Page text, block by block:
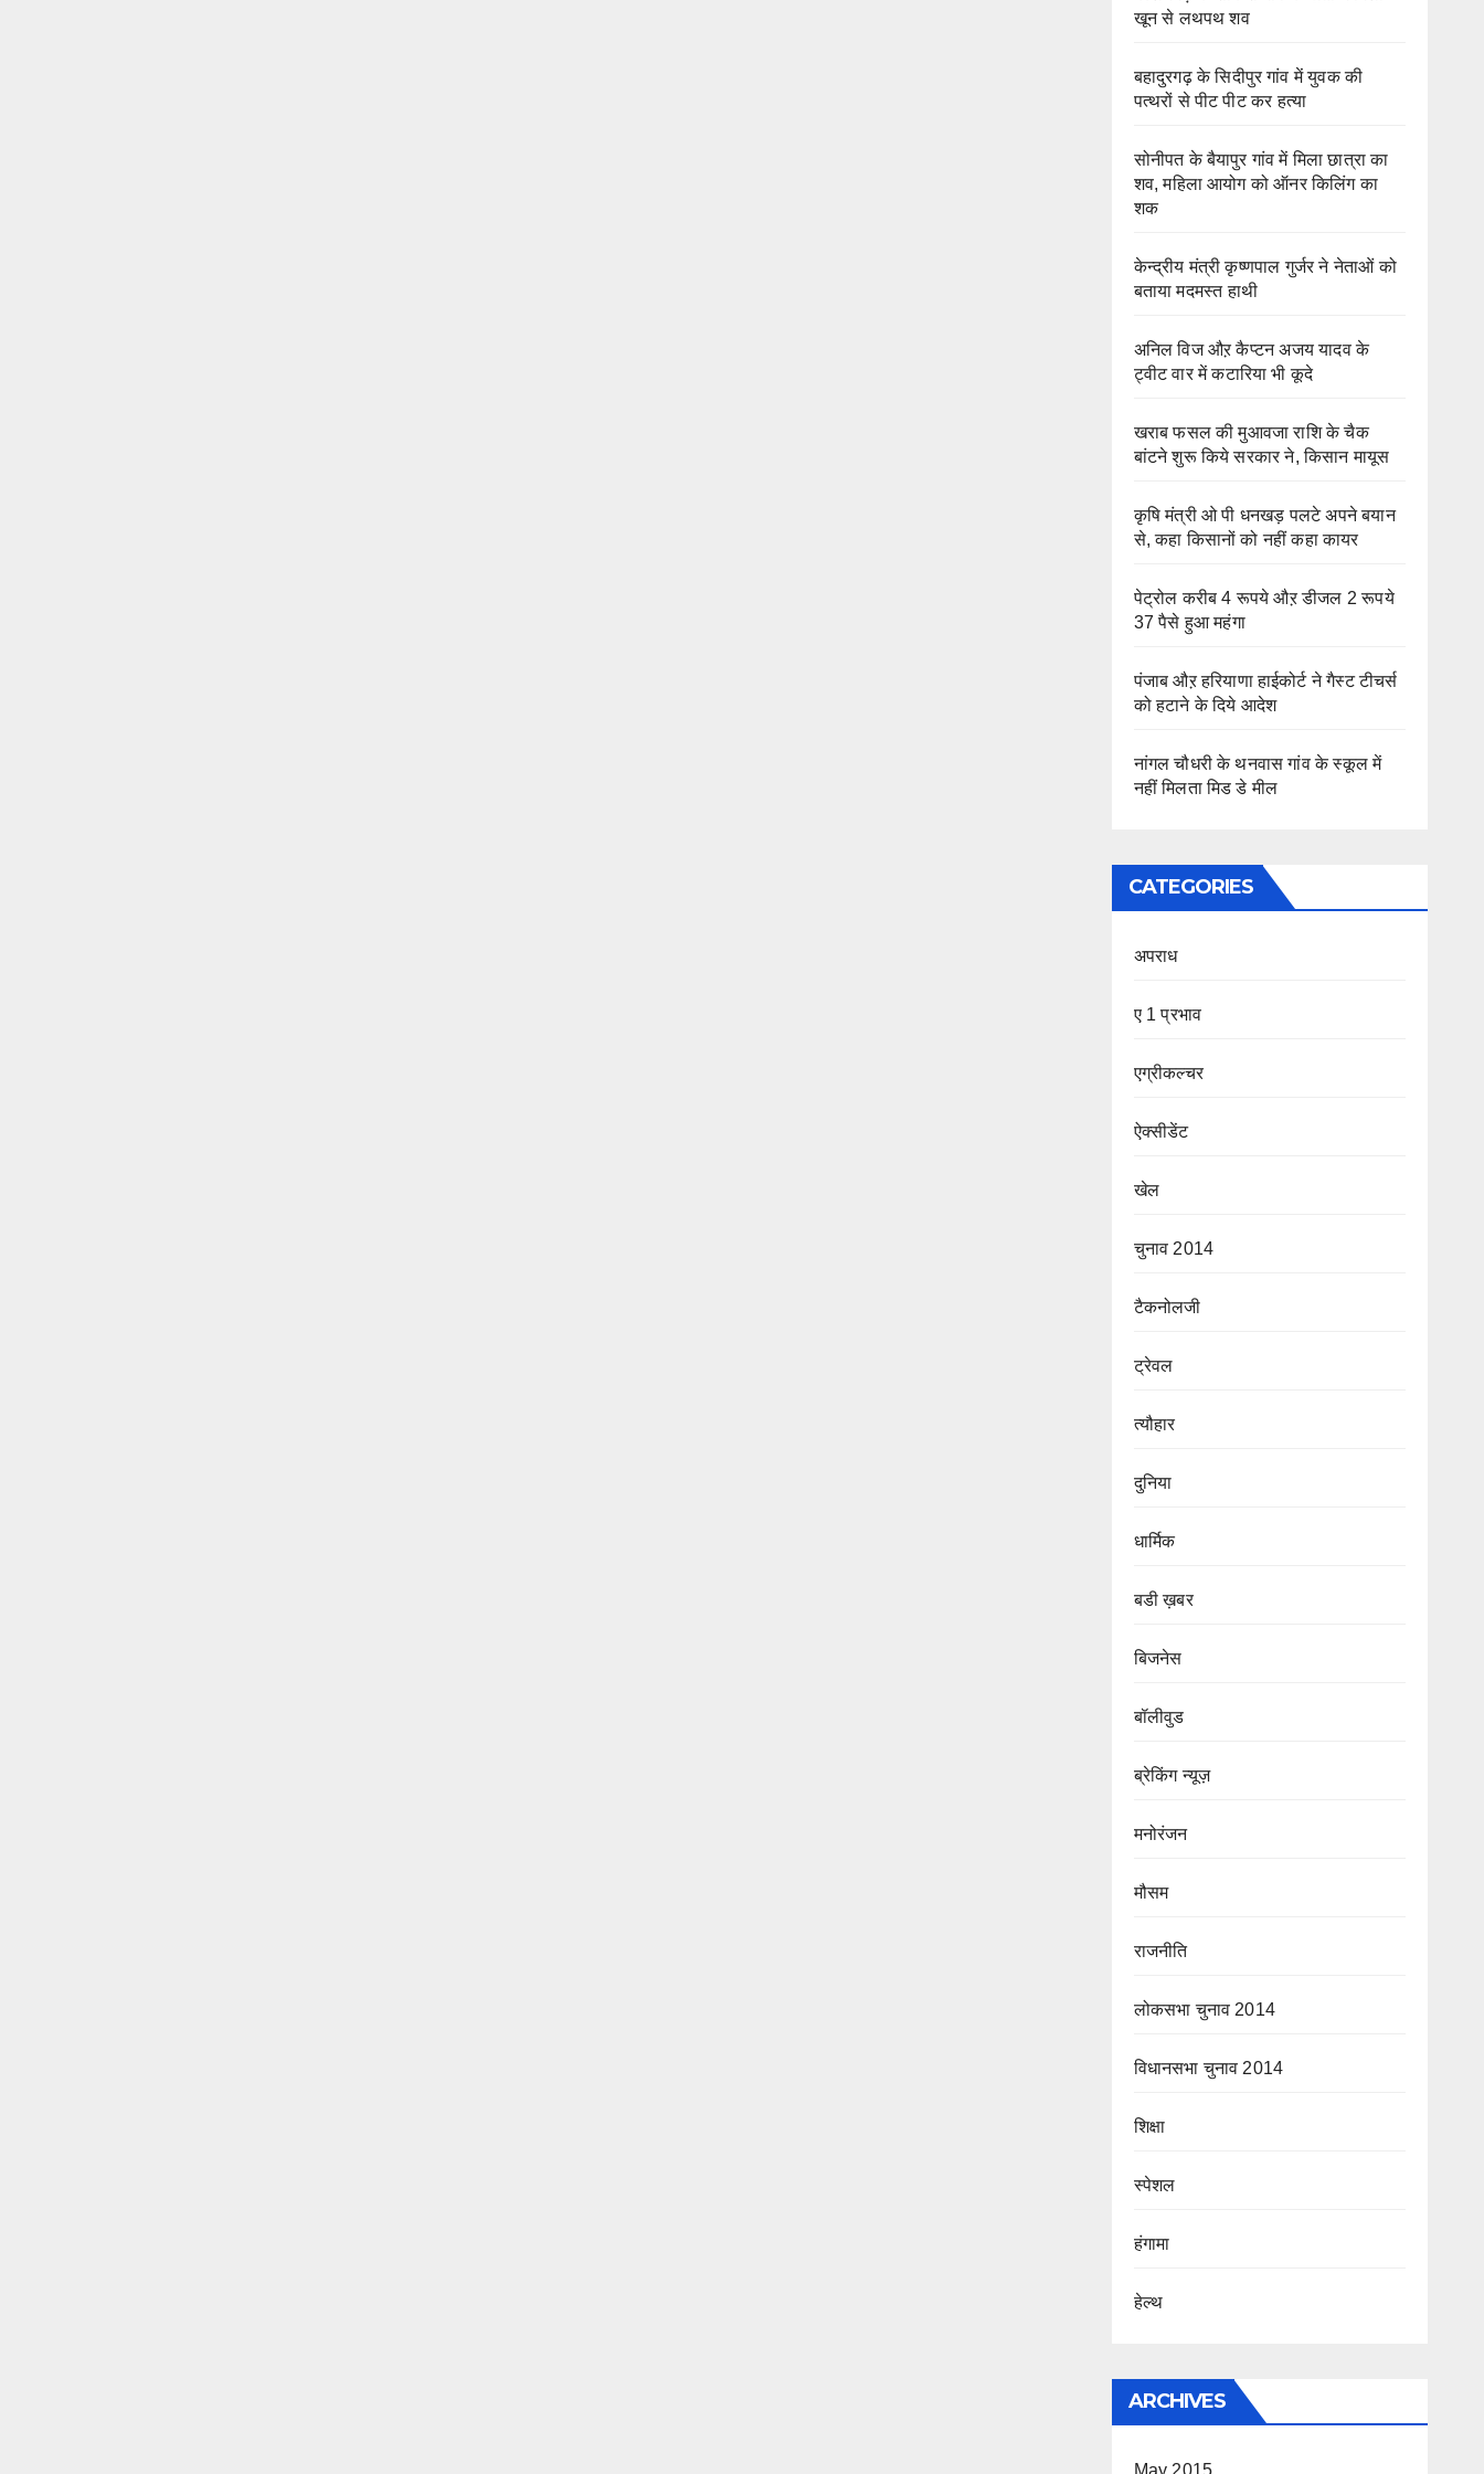
खून से लथपथ शव
बहादुरगढ़ के सिदीपुर गांव में युवक की
पत्थरों से पीट पीट कर हत्या
सोनीपत के बैयापुर गांव में मिला छात्रा का
शव, महिला आयोग को ऑनर किलिंग का
शक
केन्द्रीय मंत्री कृष्णपाल गुर्जर ने नेताओं को
बताया मदमस्त हाथी
अनिल विज औऱ कैप्टन अजय यादव के
ट्वीट वार में कटारिया भी कूदे
खराब फसल की मुआवजा राशि के चैक
बांटने शुरू किये सरकार ने, किसान मायूस
कृषि मंत्री ओ पी धनखड़ पलटे अपने बयान
से, कहा किसानों को नहीं कहा कायर
पेट्रोल करीब 4 रूपये औऱ डीजल 2 रूपये
37 पैसे हुआ महंगा
पंजाब औऱ हरियाणा हाईकोर्ट ने गैस्ट टीचर्स
को हटाने के दिये आदेश
नांगल चौधरी के थनवास गांव के स्कूल में
नहीं मिलता मिड डे मील
CATEGORIES
अपराध
ए 1 प्रभाव
एग्रीकल्चर
ऐक्सीडेंट
खेल
चुनाव 2014
टैकनोलजी
ट्रेवल
त्यौहार
दुनिया
धार्मिक
बडी ख़बर
बिजनेस
बॉलीवुड
ब्रेकिंग न्यूज़
मनोरंजन
मौसम
राजनीति
लोकसभा चुनाव 2014
विधानसभा चुनाव 2014
शिक्षा
स्पेशल
हंगामा
हेल्थ
ARCHIVES
May 2015